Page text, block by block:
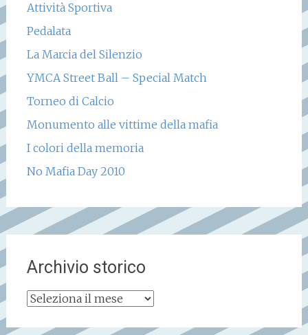
Attività Sportiva
Pedalata
La Marcia del Silenzio
YMCA Street Ball – Special Match
Torneo di Calcio
Monumento alle vittime della mafia
I colori della memoria
No Mafia Day 2010
Archivio storico
Archivio